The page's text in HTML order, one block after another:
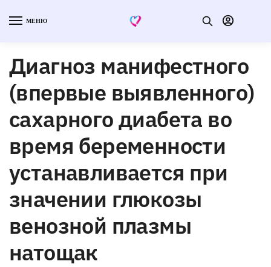
МЕНЮ
Диагноз манифестного
(впервые выявленного)
сахарного диабета во
время беременности
устанавливается при
значении глюкозы
венозной плазмы
натощак